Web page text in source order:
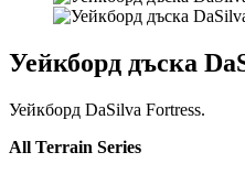
Уейкборд дъска
Уейкборд DaSilva Fortress.
All Terrain Series